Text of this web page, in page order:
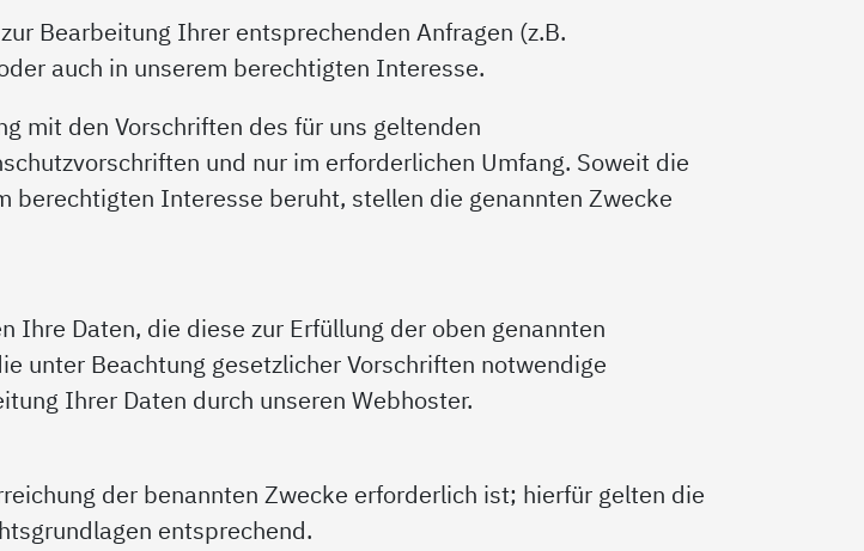
Bearbeitung Ihrer entsprechenden Anfragen (z.B.
auch in unserem berechtigten Interesse.
mit den Vorschriften des für uns geltenden
und nur im erforderlichen Umfang. Soweit die
berechtigten Interesse beruht, stellen die genannten Zwecke
Ihre Daten, die diese zur Erfüllung der oben genannten
unter Beachtung gesetzlicher Vorschriften notwendige
Ihrer Daten durch unseren Webhoster.
der benannten Zwecke erforderlich ist; hierfür gelten die
entsprechend.